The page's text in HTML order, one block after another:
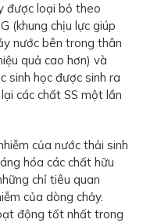
được loại bỏ theo
(khung chịu lực giúp
nước bên trong thân
quả cao hơn) và
sinh học được sinh ra
các chất SS một lần
của nước thải sinh
hóa các chất hữu
chỉ tiêu quan
của dòng chảy.
động tốt nhất trong